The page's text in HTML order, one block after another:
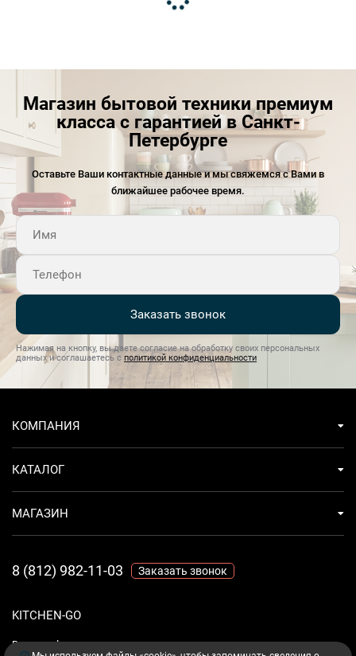
Магазин бытовой техники премиум
класса с гарантией в Санкт-
Петербурге
Оставьте Ваши контактные данные и мы свяжемся с Вами в
ближайшее рабочее время.
Заказать звонок
Нажимая на кнопку, вы даете согласие на обработку своих персональных
данных и соглашаетесь с политикой конфиденциальности
KITCHEN-GO
Ваш комфорт - дело техники.
КОМПАНИЯ
КАТАЛОГ
МАГАЗИН
8 (812) 982-11-03 Заказать звонок